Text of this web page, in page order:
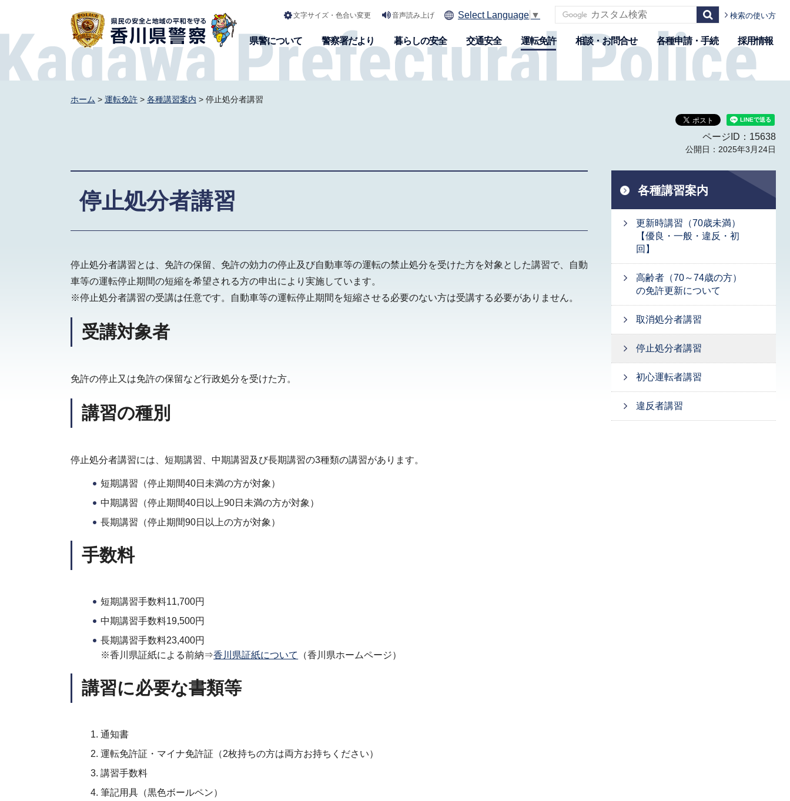
香川県警察 文字サイズ・色合い変更 音声読み上げ Select Language ▼ 検索の使い方
県警について 警察署だより 暮らしの安全 交通安全 運転免許 相談・お問合せ 各種申請・手続 採用情報
ホーム > 運転免許 > 各種講習案内 > 停止処分者講習
ページID：15638
公開日：2025年3月24日
停止処分者講習
停止処分者講習とは、免許の保留、免許の効力の停止及び自動車等の運転の禁止処分を受けた方を対象とした講習で、自動
車等の運転停止期間の短縮を希望される方の申出により実施しています。
※停止処分者講習の受講は任意です。自動車等の運転停止期間を短縮させる必要のない方は受講する必要がありません。
受講対象者
免許の停止又は免許の保留など行政処分を受けた方。
講習の種別
停止処分者講習には、短期講習、中期講習及び長期講習の3種類の講習があります。
短期講習（停止期間40日未満の方が対象）
中期講習（停止期間40日以上90日未満の方が対象）
長期講習（停止期間90日以上の方が対象）
手数料
短期講習手数料11,700円
中期講習手数料19,500円
長期講習手数料23,400円
※香川県証紙による前納⇒香川県証紙について （香川県ホームページ）
講習に必要な書類等
通知書
運転免許証・マイナ免許証（2枚持ちの方は両方お持ちください）
講習手数料
筆記用具（黒色ボールペン）
各種講習案内
更新時講習（70歳未満）
【優良・一般・違反・初
回】
高齢者（70～74歳の方）
の免許更新について
取消処分者講習
停止処分者講習
初心運転者講習
違反者講習